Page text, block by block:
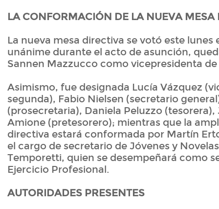
LA CONFORMACIÓN DE LA NUEVA MESA
La nueva mesa directiva se votó este lunes
unánime durante el acto de asunción,
Sannen Mazzucco como vicepresidenta
Asimismo, fue designada Lucía Vázquez
segunda), Fabio Nielsen (secretario
(prosecretaria), Daniela Peluzzo (tesorera),
Amione (pretesorero); mientras que la
directiva estará conformada por Martín
el cargo de secretario de Jóvenes y
Temporetti, quien se desempeñará como
Ejercicio Profesional.
AUTORIDADES PRESENTES